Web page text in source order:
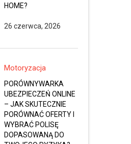
HOME?
26 czerwca, 2026
Motoryzacja
PORÓWNYWARKA
UBEZPIECZEŃ ONLINE
– JAK SKUTECZNIE
PORÓWNAĆ OFERTY I
WYBRAĆ POLISĘ
DOPASOWANĄ DO